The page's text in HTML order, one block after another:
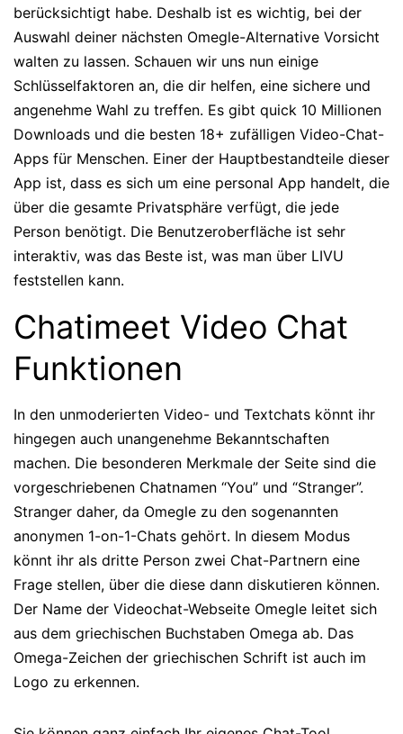
berücksichtigt habe. Deshalb ist es wichtig, bei der
Auswahl deiner nächsten Omegle-Alternative Vorsicht
walten zu lassen. Schauen wir uns nun einige
Schlüsselfaktoren an, die dir helfen, eine sichere und
angenehme Wahl zu treffen. Es gibt quick 10 Millionen
Downloads und die besten 18+ zufälligen Video-Chat-
Apps für Menschen. Einer der Hauptbestandteile dieser
App ist, dass es sich um eine personal App handelt, die
über die gesamte Privatsphäre verfügt, die jede
Person benötigt. Die Benutzeroberfläche ist sehr
interaktiv, was das Beste ist, was man über LIVU
feststellen kann.
Chatimeet Video Chat
Funktionen
In den unmoderierten Video- und Textchats könnt ihr
hingegen auch unangenehme Bekanntschaften
machen. Die besonderen Merkmale der Seite sind die
vorgeschriebenen Chatnamen “You” und “Stranger”.
Stranger daher, da Omegle zu den sogenannten
anonymen 1-on-1-Chats gehört. In diesem Modus
könnt ihr als dritte Person zwei Chat-Partnern eine
Frage stellen, über die diese dann diskutieren können.
Der Name der Videochat-Webseite Omegle leitet sich
aus dem griechischen Buchstaben Omega ab. Das
Omega-Zeichen der griechischen Schrift ist auch im
Logo zu erkennen.